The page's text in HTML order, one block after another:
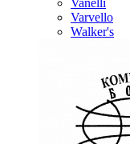
Vanelli
Varvello
Walker's